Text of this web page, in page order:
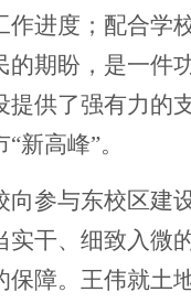
作进度；配合学
的期盼，是一件
提供了强有力的
新高峰”。
向参与东校区建
实干、细致入微
保障。王伟就土